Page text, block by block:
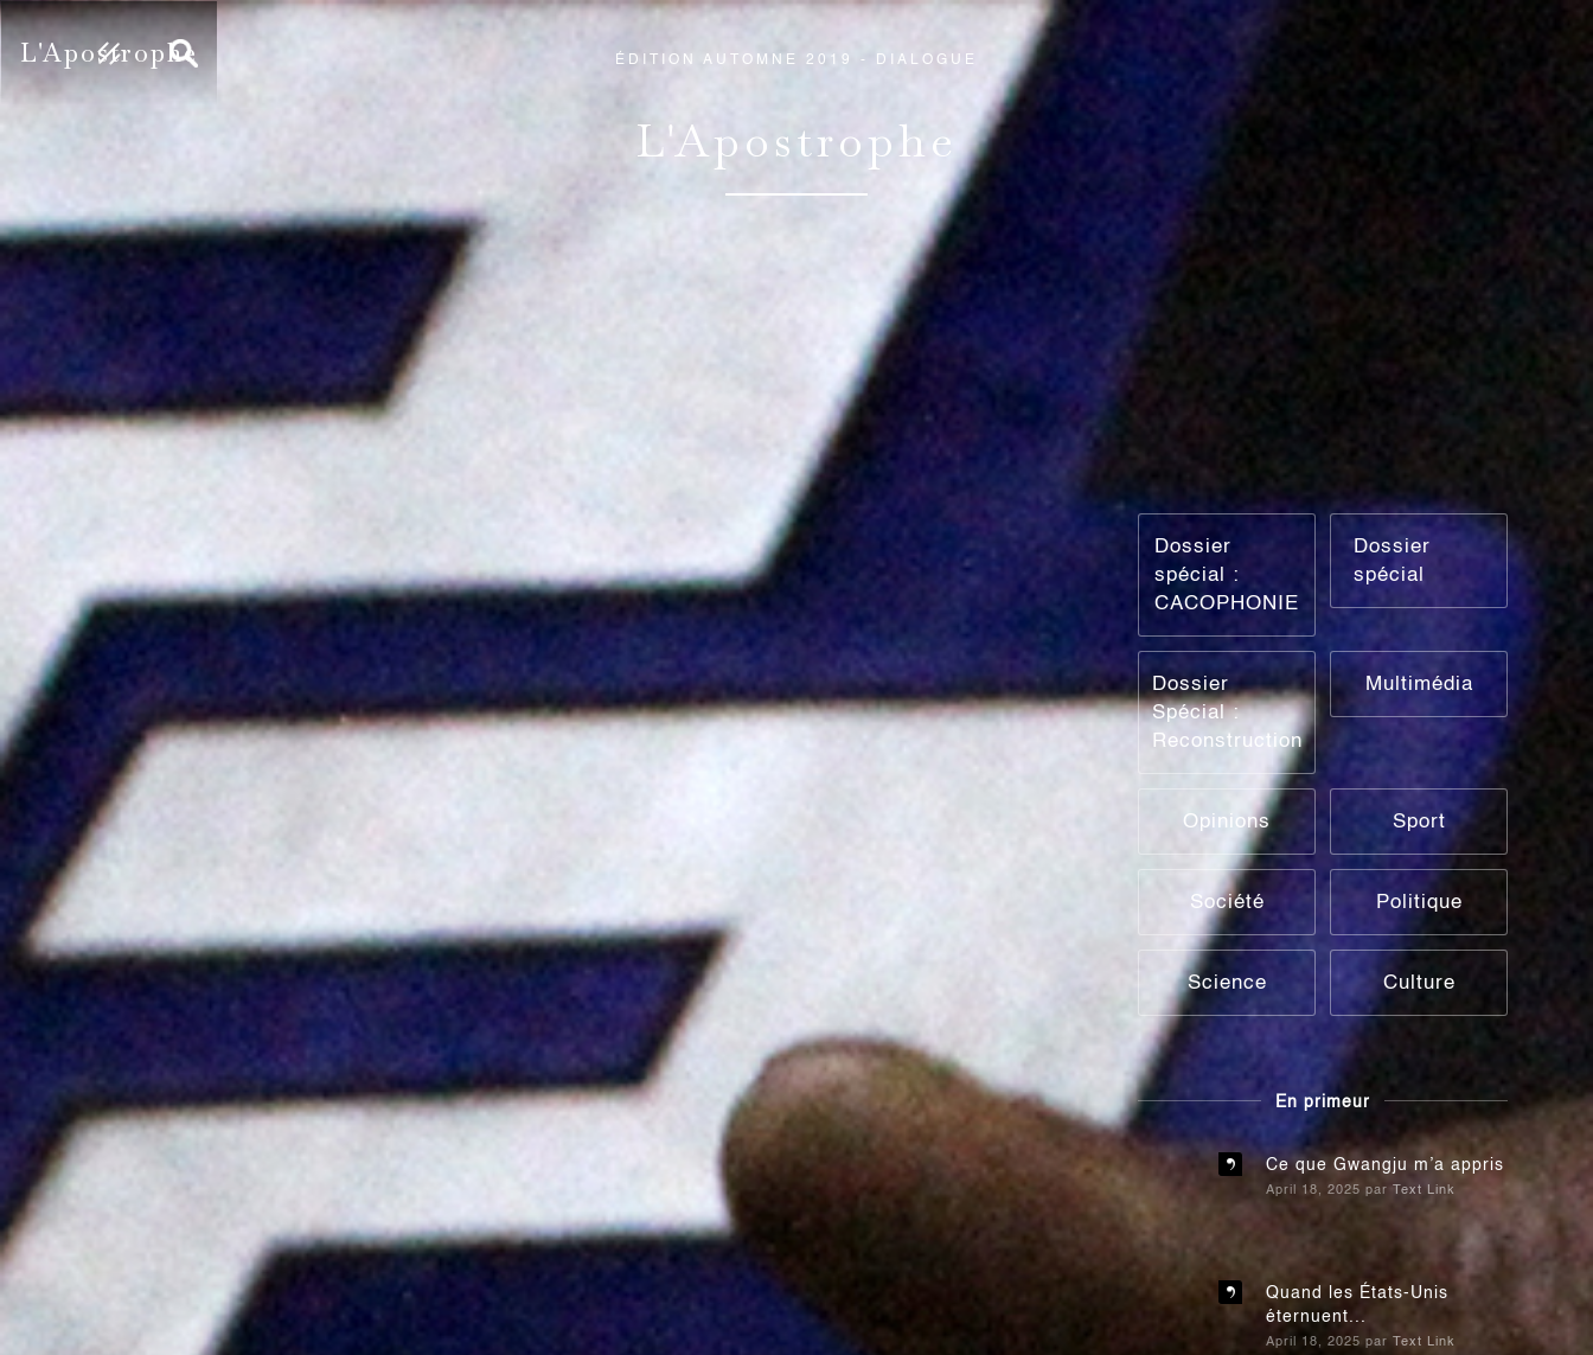
L'Apostrophe ÉDITION AUTOMNE 2019 - DIALOGUE
L'Apostrophe
Dossier
spécial :
CACOPHONIE
Dossier
spécial
Dossier
Spécial :
Reconstruction
Multimédia
Opinions Sport
Société Politique
Science Culture
En primeur
Ce que Gwangju m’a appris
April 18, 2025 par Text Link
Quand les États-Unis
éternuent...
April 18, 2025 par Text Link